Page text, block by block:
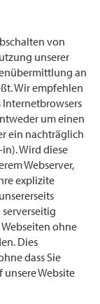
von
unserer
an
Wir empfehlen
Internetbrowsers
um einen
ein nachträglich
Wird diese
Webserver,
explizite
ohne
Dies
dass Sie
Website